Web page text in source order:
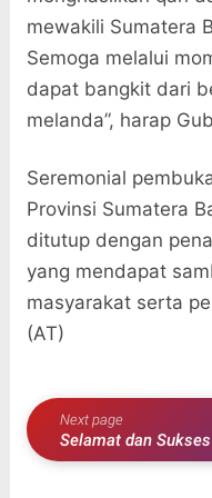
mewakili Sumatera
Semoga melalui
dapat bangkit dari
melanda”, harap
Seremonial
Provinsi Sumatera
ditutup dengan
yang mendapat
masyarakat serta
(AT)
Next page
Selamat dan
Nasional LK II dan